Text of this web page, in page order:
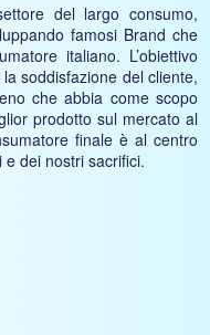
del largo consumo,
famosi Brand che
italiano. L’obiettivo
soddisfazione del cliente,
che abbia come scopo
prodotto sul mercato al
finale è al centro
dei nostri sacrifici.